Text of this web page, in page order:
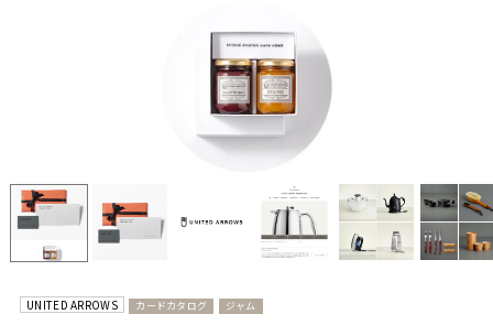
UNITED ARROWS カードカタログ ジャム